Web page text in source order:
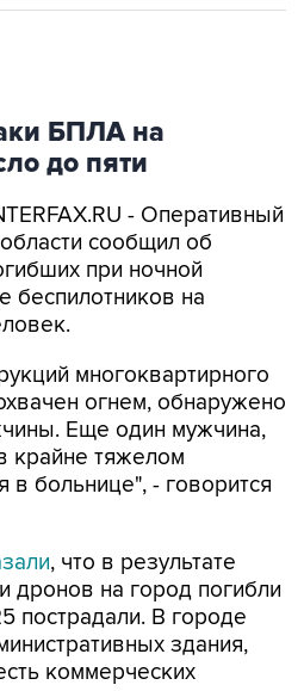
БПЛА на
до пяти
- Оперативный
сообщил об
при ночной
беспилотников на
многоквартирного
огнем, обнаружено
Еще один мужчина,
крайне тяжелом
в больнице", - говорится
, что в результате
дронов на город погибли
пострадали. В городе
здания,
коммерческих